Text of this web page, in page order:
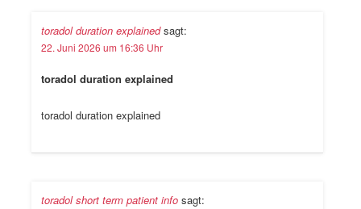
toradol duration explained sagt:
22. Juni 2026 um 16:36 Uhr
toradol duration explained
toradol duration explained
toradol short term patient info sagt: